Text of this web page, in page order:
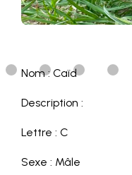
Nom : Caïd
Description :
Lettre : C
Sexe : Mâle